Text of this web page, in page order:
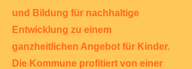
und Bildung für nachhaltige
Entwicklung zu einem
ganzheitlichen Angebot für Kinder.
Die Kommune profitiert von einer